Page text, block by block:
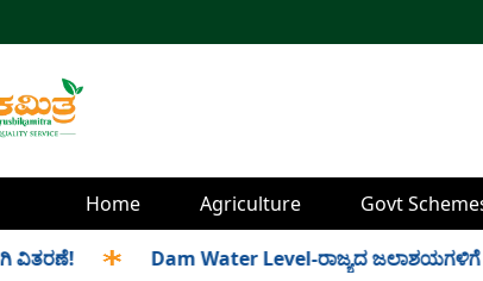
Home Agriculture Govt
Dam Water Level-ರಾಜ್ಯದ ಜಲಾಶಯಗಳಿಗೆ